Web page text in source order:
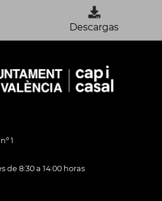
Descargas
1
de 8:30 a 14:00 horas